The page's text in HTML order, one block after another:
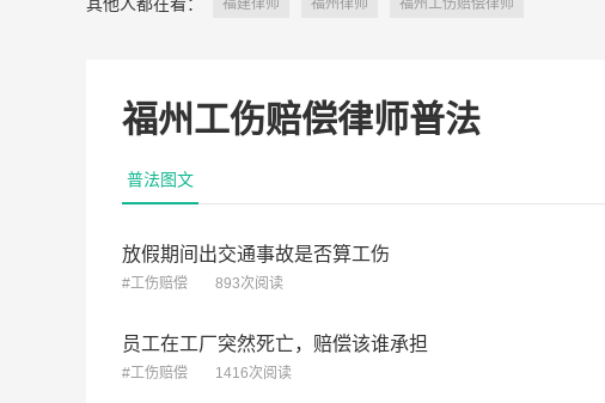
其他人都在看： 福建律师 福州律师 福州工伤赔偿律师
福州工伤赔偿律师普法
普法图文
放假期间出交通事故是否算工伤
#工伤赔偿 893次阅读
员工在工厂突然死亡，赔偿该谁承担
#工伤赔偿 1416次阅读